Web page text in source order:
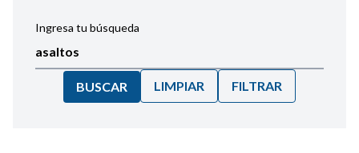
Ingresa tu búsqueda
BUSCAR LIMPIAR FILTRAR